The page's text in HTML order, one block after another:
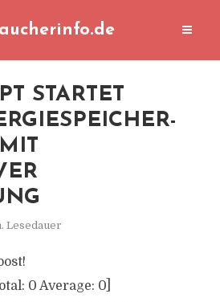
STARTET
Lesedauer
0 Average: 0]